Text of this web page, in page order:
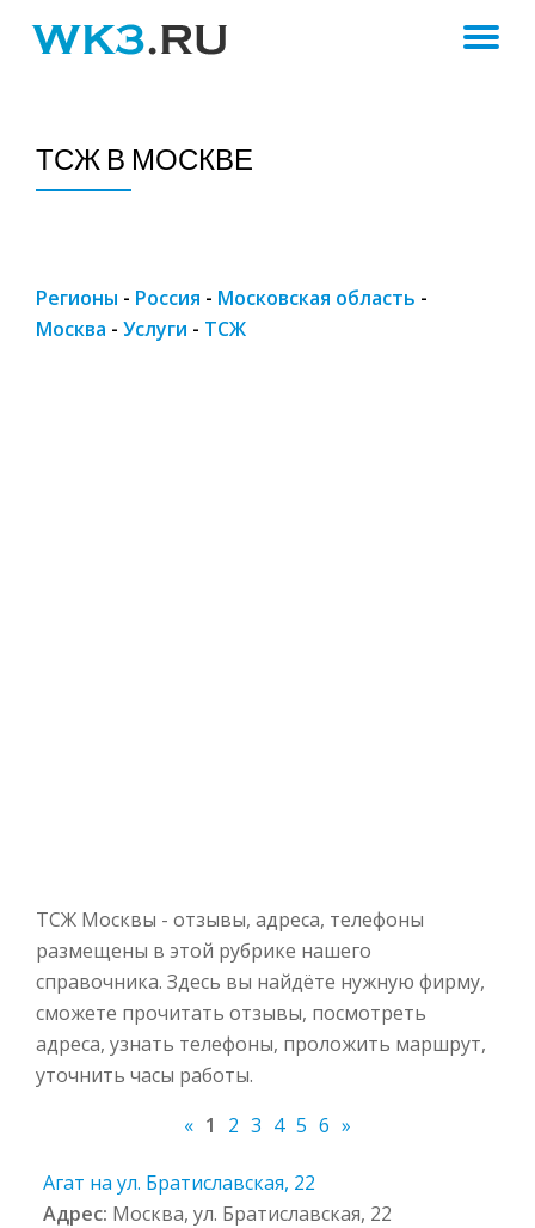
ТСЖ В МОСКВЕ
Регионы - Россия - Московская область -
Москва - Услуги - ТСЖ
ТСЖ Москвы - отзывы, адреса, телефоны
размещены в этой рубрике нашего
справочника. Здесь вы найдёте нужную фирму,
сможете прочитать отзывы, посмотреть
адреса, узнать телефоны, проложить маршрут,
уточнить часы работы.
« 1 2 3 4 5 6 »
Агат на ул. Братиславская, 22
Адрес: Москва, ул. Братиславская, 22